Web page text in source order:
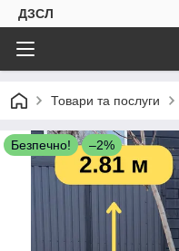
ДЗСЛ
Товари та послуги
Безпечно! –2%